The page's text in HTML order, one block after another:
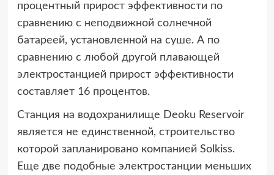
процентный прирост эффективности по
сравнению с неподвижной солнечной
батареей, установленной на суше. А по
сравнению с любой другой плавающей
электростанцией прирост эффективности
составляет 16 процентов.
Станция на водохранилище Deoku Reservoir
является не единственной, строительство
которой запланировано компанией Solkiss.
Еще две подобные электростанции меньших